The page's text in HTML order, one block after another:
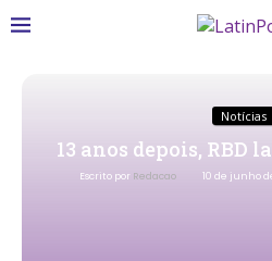
Notícias
13 anos depois, RBD
Escrito por Redacao 10 de junho